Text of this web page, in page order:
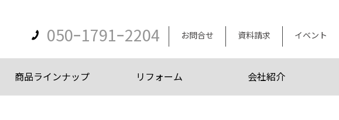
050ｰ1791ｰ2204 お問合せ 資料請求 イベント
商品ラインナップ リフォーム 会社紹介